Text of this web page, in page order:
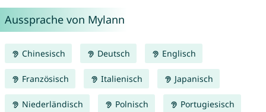
Aussprache von Mylann
Chinesisch Deutsch Englisch
Französisch Italienisch Japanisch
Niederländisch Polnisch Portugiesisch